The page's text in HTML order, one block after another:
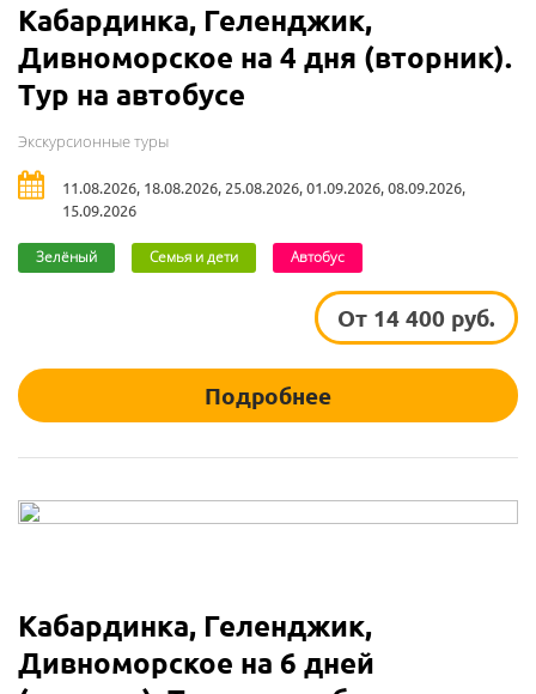
Кабардинка, Геленджик,
Дивноморское на 4 дня (вторник).
Тур на автобусе
Экскурсионные туры
11.08.2026, 18.08.2026, 25.08.2026, 01.09.2026, 08.09.2026,
15.09.2026
Зелёный Семья и дети Автобус
От 14 400 руб.
Подробнее
Кабардинка, Геленджик,
Дивноморское на 6 дней